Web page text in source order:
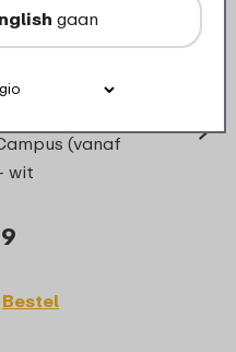
(vanaf
wit
Bestel
›
gaan